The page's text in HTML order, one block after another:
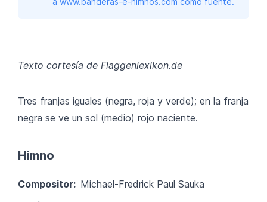
Texto cortesía de Flaggenlexikon.de
Tres franjas iguales (negra, roja y verde); en la franja
negra se ve un sol (medio) rojo naciente.
Himno
Compositor: Michael-Fredrick Paul Sauka